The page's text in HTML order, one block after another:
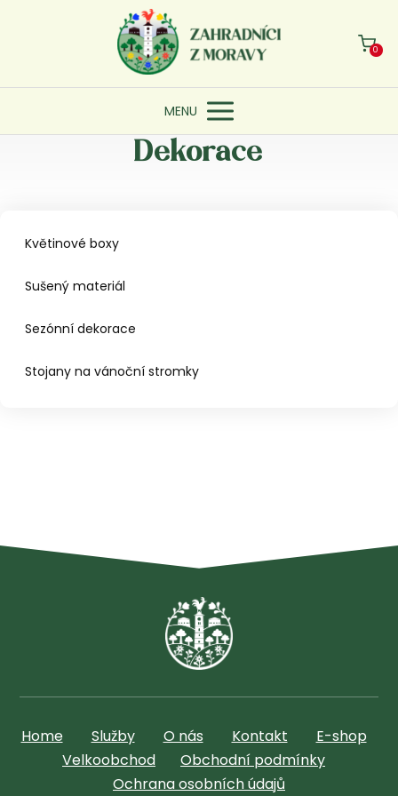
0
MENU
Dekorace
Květinové boxy
Sušený materiál
Sezónní dekorace
Stojany na vánoční stromky
Home Služby O nás Kontakt
E-shop
Velkoobchod
Obchodní podmínky
Ochrana osobních údajů